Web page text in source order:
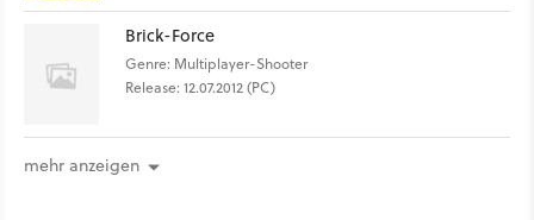
Brick-Force
Genre: Multiplayer-Shooter
Release: 12.07.2012 (PC)
mehr anzeigen